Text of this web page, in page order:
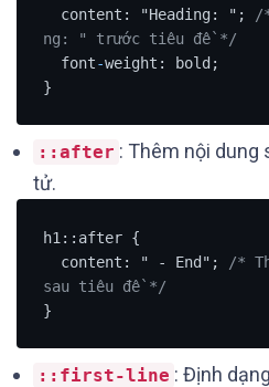
  content: "Heading: ";
/
ng: " trước tiêu đề */
  font
-weight: bold;
}
::after : Thêm nội dung
tử.
h1::after {
  content: " - End";
/*
sau tiêu đề */
}
::first-line : Định